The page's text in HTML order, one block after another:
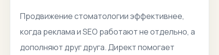
Продвижение стоматологии эффективнее,
когда реклама и SEO работают не отдельно, а
дополняют друг друга. Директ помогает